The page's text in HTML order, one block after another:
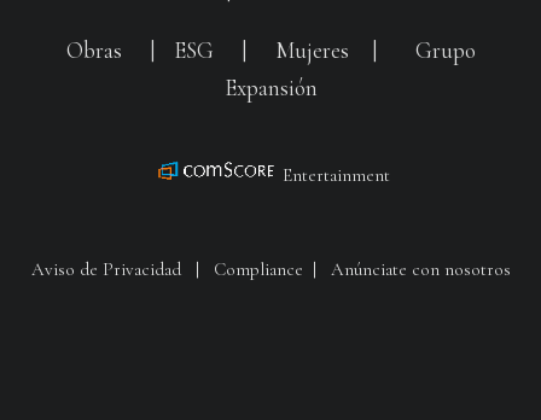
Obras ESG Mujeres
Grupo
Expansión
Entertainment
Aviso de Privacidad| Compliance | Anúnciate con nosotros